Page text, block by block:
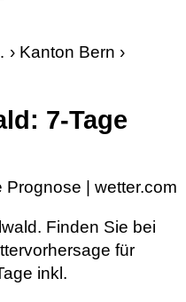
› Kanton Bern ›
7-Tage
Prognose | wetter.com
Finden Sie bei
für
inkl.